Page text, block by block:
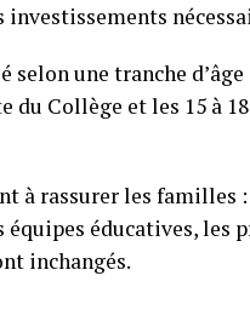
selon une tranche
du Collège et les 15 à
à rassurer les
éducatives, les
inchangés.